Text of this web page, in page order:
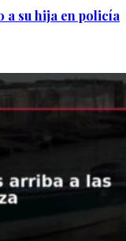
su hija en policía